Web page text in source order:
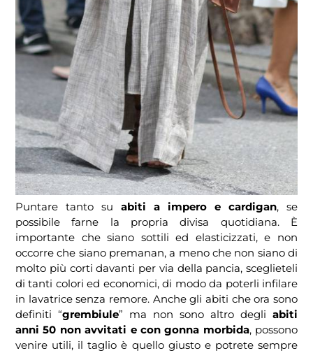
Puntare tanto su abiti a impero e cardigan, se
possibile farne la propria divisa quotidiana. È
importante che siano sottili ed elasticizzati, e non
occorre che siano premanan, a meno che non siano di
molto più corti davanti per via della pancia, sceglieteli
di tanti colori ed economici, di modo da poterli infilare
in lavatrice senza remore. Anche gli abiti che ora sono
definiti “grembiule” ma non sono altro degli abiti
anni 50 non avvitati e con gonna morbida, possono
venire utili, il taglio è quello giusto e potrete sempre